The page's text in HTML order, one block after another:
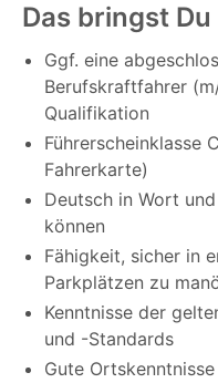
Das bringst Du
Ggf. eine
Berufskraftfahrer
Qualifikation
Führerscheinklasse
Fahrerkarte)
Deutsch in Wort
können
Fähigkeit, sicher in
Parkplätzen zu
Kenntnisse der
und -Standards
Gute